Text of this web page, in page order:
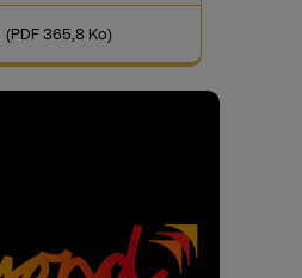
(PDF 365,8 Ko)